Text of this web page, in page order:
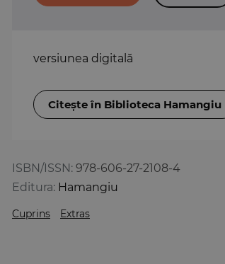
ISBN/ISSN: 978-606-27-2108-4
Editura: Hamangiu
Cuprins Extras
versiunea digitală
Citește în Biblioteca Hamangiu